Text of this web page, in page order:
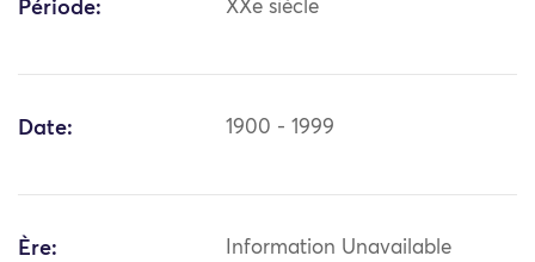
Période: XXe siècle
Date: 1900 - 1999
Ère: Information Unavailable